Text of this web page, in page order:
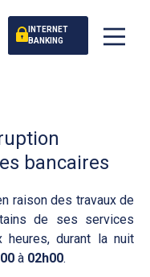
INTERNET
BANKING
bancaires
raison des travaux de
de ses services
heures, durant la nuit
à 02h00.